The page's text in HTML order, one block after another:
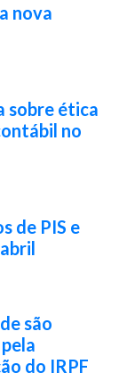
nova
sobre ética
no
de PIS e
são
do IRPF